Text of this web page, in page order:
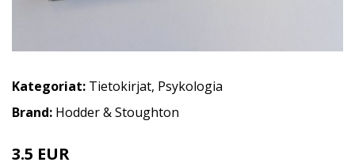
Kategoriat: Tietokirjat, Psykologia
Brand: Hodder & Stoughton
3.5 EUR